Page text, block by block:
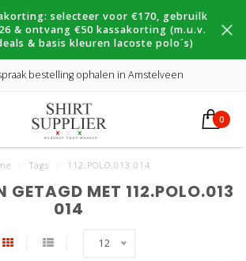
selecteer voor €170, gebruilk
& ontvang €50 kassakorting (m.u.v.
& basis kleuren lacoste polo´s)
bestelling ophalen in Amstelveen
0
Tags 112.POLO.013 014
GETAGD MET 112.POLO.013
014
12